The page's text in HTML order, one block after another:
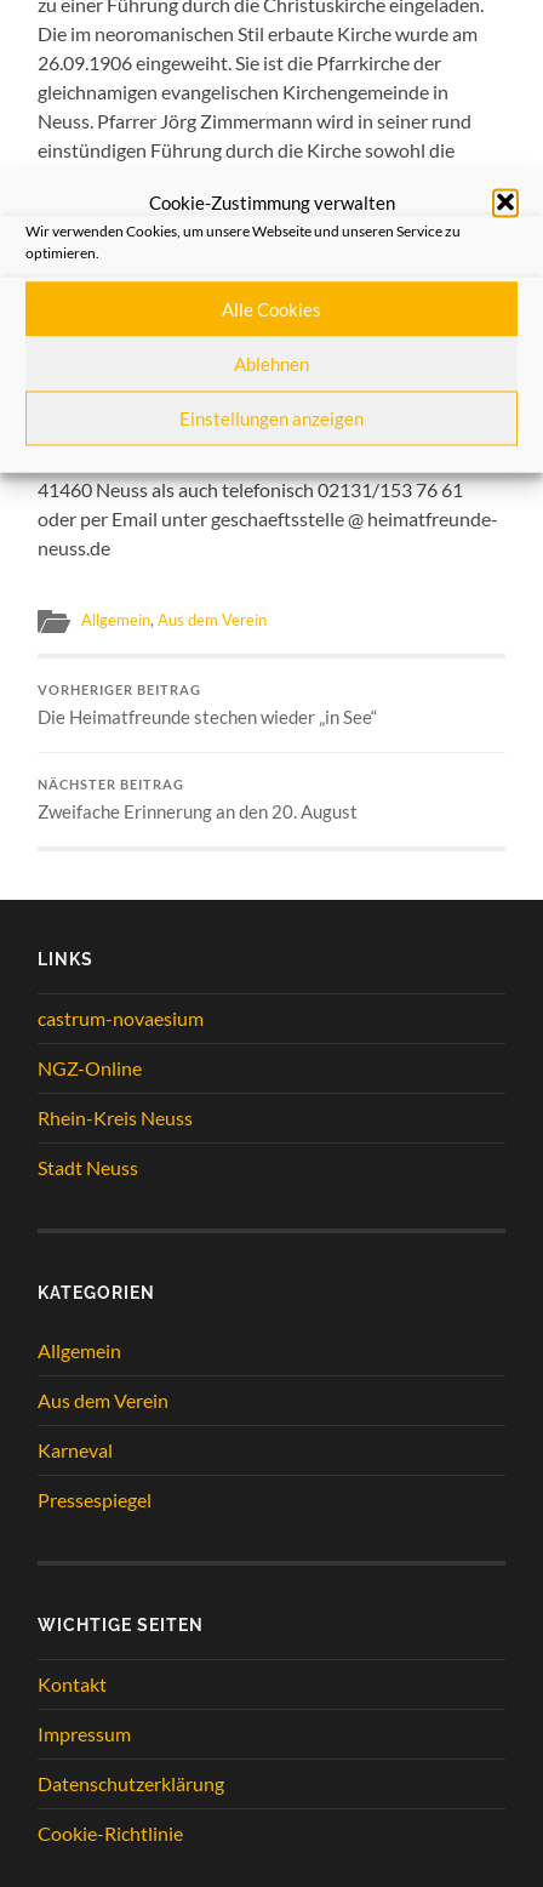
Cookie-Zustimmung verwalten
Wir verwenden Cookies, um unsere Webseite und unseren Service zu
optimieren.
Alle Cookies
Ablehnen
Einstellungen anzeigen
Die im neoromanischen Stil erbaute Kirche wurde am
26.09.1906 eingeweiht. Sie ist die Pfarrkirche der
gleichnamigen evangelischen Kirchengemeinde in
Neuss. Pfarrer Jörg Zimmermann wird in seiner rund
einstündigen Führung durch die Kirche sowohl die
auf besondere Details erläutern. Dazu gehören z.B. Altar,
Kanzel, Taufstein, Fenster und Orgel.
Die Führung findet statt amDonnerstag, 21. Juli 2022
r. Treffpunkt ist vor dem Hauptportal der
erforderlich. Eine Anmeldung ist sowohl möglich in der
41460 Neuss als auch telefonisch 02131/153 76 61
oder per Email unter geschaeftsstelle @ heimatfreunde-
neuss.de
Allgemein,Aus dem Verein
VORHERIGER BEITRAG
Die Heimatfreunde stechen wieder „in See“
NÄCHSTER BEITRAG
Zweifache Erinnerung an den 20. August
LINKS
castrum-novaesium
NGZ-Online
Rhein-Kreis Neuss
Stadt Neuss
KATEGORIEN
Allgemein
Aus dem Verein
Karneval
Pressespiegel
WICHTIGE SEITEN
Kontakt
Impressum
Datenschutzerklärung
Cookie-Richtlinie